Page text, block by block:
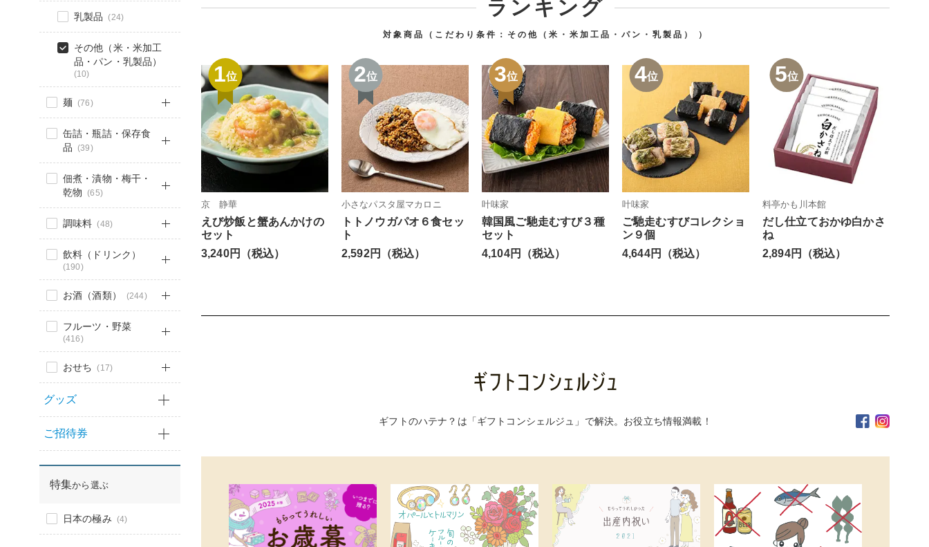
乳製品 (24)
その他（米・米加工
品・パン・乳製品）
(10)
麺 (76)
缶詰・瓶詰・保存食
品 (39)
佃煮・漬物・梅干・
乾物 (65)
調味料 (48)
飲料（ドリンク）
(190)
お酒（酒類） (244)
フルーツ・野菜
(416)
おせち (17)
グッズ
ご招待券
特集から選ぶ
日本の極み (4)
ランキング
対象商品（こだわり条件： その他（米・米加工品・パン・乳製品） ）
1位
京 静華
えび炒飯と蟹あんかけの
セット
3,240円（税込）
2位
小さなパスタ屋マカロニ
トトノウガパオ６食セッ
ト
2,592円（税込）
3位
叶味家
韓国風ご馳走むすび３種
セット
4,104円（税込）
4位
叶味家
ご馳走むすびコレクショ
ン９個
4,644円（税込）
5位
料亭かも川本館
だし仕立ておかゆ白かさ
ね
2,894円（税込）
ギフトのハテナ？は「ギフトコンシェルジュ」で解決。お役立ち情報満載！